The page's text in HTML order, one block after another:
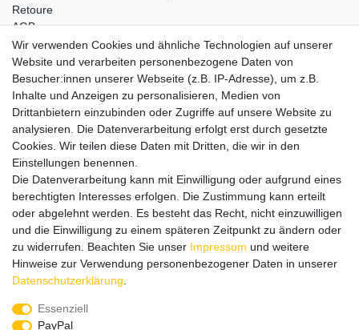
Retoure
AGB
Vertrag widerrufen
Informationen
Datenschutz
Impressum
Wir verschicken klimaneutral mit DPD
Zahlungsmethoden
Wir verwenden Cookies und ähnliche Technologien auf unserer
Website und verarbeiten personenbezogene Daten von
Besucher:innen unserer Webseite (z.B. IP-Adresse), um z.B.
Inhalte und Anzeigen zu personalisieren, Medien von
Drittanbietern einzubinden oder Zugriffe auf unsere Website zu
analysieren. Die Datenverarbeitung erfolgt erst durch gesetzte
Cookies. Wir teilen diese Daten mit Dritten, die wir in den
Einstellungen benennen.
Die Datenverarbeitung kann mit Einwilligung oder aufgrund eines
berechtigten Interesses erfolgen. Die Zustimmung kann erteilt
oder abgelehnt werden. Es besteht das Recht, nicht einzuwilligen
und die Einwilligung zu einem späteren Zeitpunkt zu ändern oder
zu widerrufen. Beachten Sie unser Impressum und weitere
Hinweise zur Verwendung personenbezogener Daten in unserer
Daten­schutz­erklärung
Essenziell
PayPal